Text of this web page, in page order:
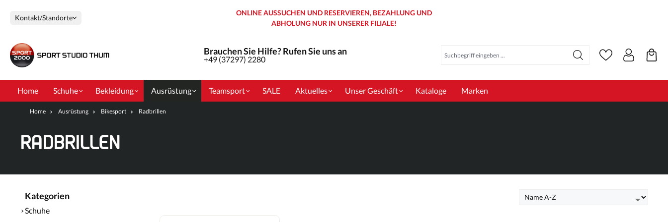
Kontakt/Standorte
ONLINE AUSSUCHEN UND RESERVIEREN, BEZAHLUNG UND
ABHOLUNG NUR IN UNSERER FILIALE!
Brauchen Sie Hilfe? Rufen Sie uns an
+49 (37297) 2280
Home Schuhe Bekleidung Ausrüstung Teamsport SALE Aktuelles Unser Geschäft Kataloge Marken
Home Ausrüstung Bikesport Radbrillen
RADBRILLEN
Kategorien
Schuhe